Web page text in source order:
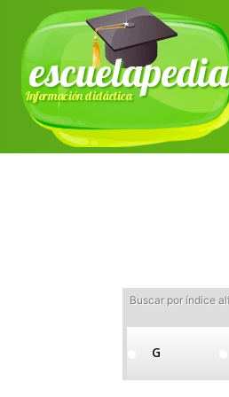
escuelapedia
Información didáctica
Buscar por índice
G